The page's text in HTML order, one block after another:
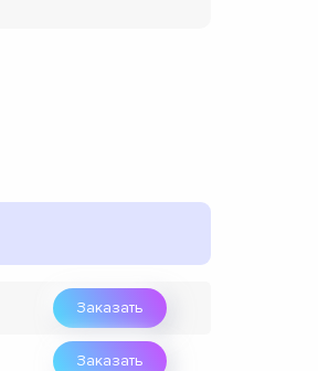
Заказать
Заказать